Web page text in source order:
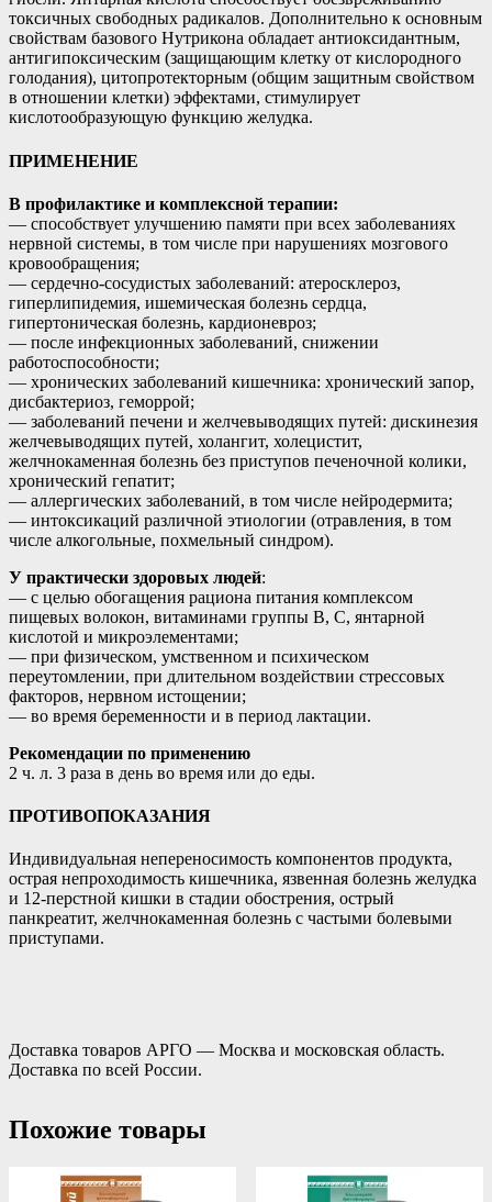
токсичных свободных радикалов. Дополнительно к основным
свойствам базового Нутрикона обладает антиоксидантным,
антигипоксическим (защищающим клетку от кислородного
голодания), цитопротекторным (общим защитным свойством
в отношении клетки) эффектами, стимулирует
кислотообразующую функцию желудка.
ПРИМЕНЕНИЕ
В профилактике и комплексной терапии:
— способствует улучшению памяти при всех заболеваниях
нервной системы, в том числе при нарушениях мозгового
кровообращения;
— сердечно-сосудистых заболеваний: атеросклероз,
гиперлипидемия, ишемическая болезнь сердца,
гипертоническая болезнь, кардионевроз;
— после инфекционных заболеваний, снижении
работоспособности;
— хронических заболеваний кишечника: хронический запор,
дисбактериоз, геморрой;
— заболеваний печени и желчевыводящих путей: дискинезия
желчевыводящих путей, холангит, холецистит,
желчнокаменная болезнь без приступов печеночной колики,
хронический гепатит;
— аллергических заболеваний, в том числе нейродермита;
— интоксикаций различной этиологии (отравления, в том
числе алкогольные, похмельный синдром).
У практически здоровых людей:
— с целью обогащения рациона питания комплексом
пищевых волокон, витаминами группы В, С, янтарной
кислотой и микроэлементами;
— при физическом, умственном и психическом
переутомлении, при длительном воздействии стрессовых
факторов, нервном истощении;
— во время беременности и в период лактации.
Рекомендации по применению
2 ч. л. 3 раза в день во время или до еды.
ПРОТИВОПОКАЗАНИЯ
Индивидуальная непереносимость компонентов продукта,
острая непроходимость кишечника, язвенная болезнь желудка
и 12-перстной кишки в стадии обострения, острый
панкреатит, желчнокаменная болезнь с частыми болевыми
приступами.
Доставка товаров АРГО — Москва и московская область.
Доставка по всей России.
Похожие товары